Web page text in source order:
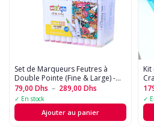
Set de Marqueurs Feutres à
Double Pointe (Fine & Large) -
Idéal Art, Dessin et Calligraphie
?????
79,00 Dhs – 289,00 Dhs
✓ En stock
Ajouter au panier
✓